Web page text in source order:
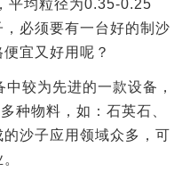
平均粒径为0.35-0.25
必须要有一台好的制沙
宜又好用呢？
中较为先进的一款设备，
种物料，如：石英石、
沙子应用领域众多，可